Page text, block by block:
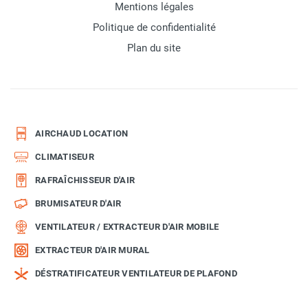
Mentions légales
Politique de confidentialité
Plan du site
AIRCHAUD LOCATION
CLIMATISEUR
RAFRAÎCHISSEUR D'AIR
BRUMISATEUR D'AIR
VENTILATEUR / EXTRACTEUR D'AIR MOBILE
EXTRACTEUR D'AIR MURAL
DÉSTRATIFICATEUR VENTILATEUR DE PLAFOND